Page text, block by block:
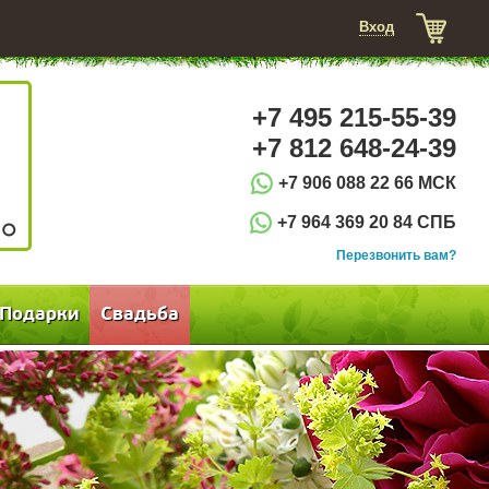
Вход
3
+7 495 215-55-39
+7 812 648-24-39
+7 906 088 22 66 МСК
+7 964 369 20 84 СПБ
Перезвонить вам?
Подарки Свадьба